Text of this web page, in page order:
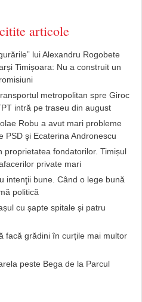
articole
lui Alexandru Rogobete
Timișoara: Nu a construit un
metropolitan spre Giroc
intră pe traseu din august
Robu a avut mari probleme
PSD şi Ecaterina Andronescu
proprietatea fondatorilor. Timișul
private mari
intenţii bune. Când o lege bună
politică
cu șapte spitale și patru
facă grădini în curțile mai multor
peste Bega de la Parcul